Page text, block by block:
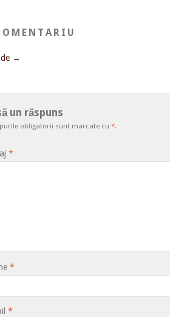
→
un răspuns
obligatorii sunt marcate cu *.
*
*
*